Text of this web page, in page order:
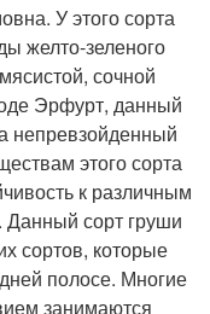
У этого сорта
желто-зеленого
сочной
Эрфурт, данный
непревзойденный
этого сорта
к различным
Данный сорт груши
сортов, которые
полосе. Многие
занимаются